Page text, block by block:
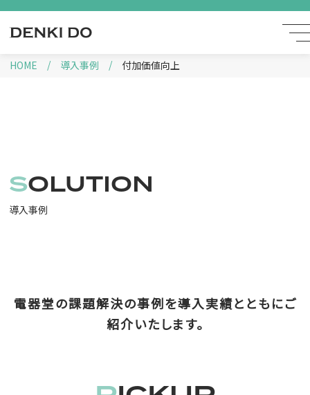
HOME 導入事例 付加価値向上
SOLUTION
導入事例
電器堂の課題解決の事例を導入実績とともにご
紹介いたします。